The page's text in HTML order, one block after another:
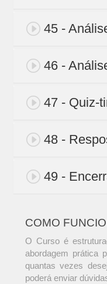
45 -
46 -
47 - Quiz-
48 -
49 -
COMO
O Curso é
abordagem prática
quantas vezes
poderá enviar